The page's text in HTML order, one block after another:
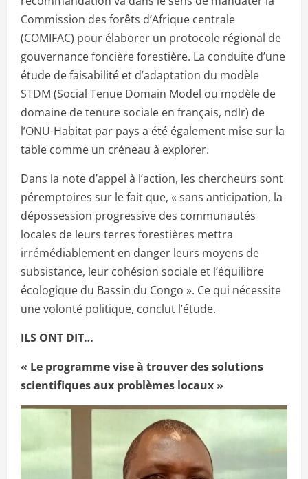
Commission des forêts d’Afrique centrale
(COMIFAC) pour élaborer un protocole régional de
gouvernance foncière forestière. La conduite d’une
étude de faisabilité et d’adaptation du modèle
STDM (Social Tenue Domain Model ou modèle de
domaine de tenure sociale en français, ndlr) de
l’ONU-Habitat par pays a été également mise sur la
table comme un créneau à explorer.
Dans la note d’appel à l’action, les chercheurs sont
péremptoires sur le fait que, « sans anticipation, la
dépossession progressive des communautés
locales de leurs terres forestières mettra
irrémédiablement en danger leurs moyens de
subsistance, leur cohésion sociale et l’équilibre
écologique du Bassin du Congo ». Ce qui nécessite
une volonté politique, conclut l’étude.
ILS ONT DIT…
« Le programme vise à trouver des solutions
scientifiques aux problèmes locaux »